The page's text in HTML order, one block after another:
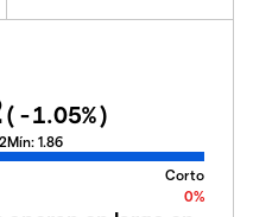
( -1.05%)
Mín: 1.86
Corto
0%